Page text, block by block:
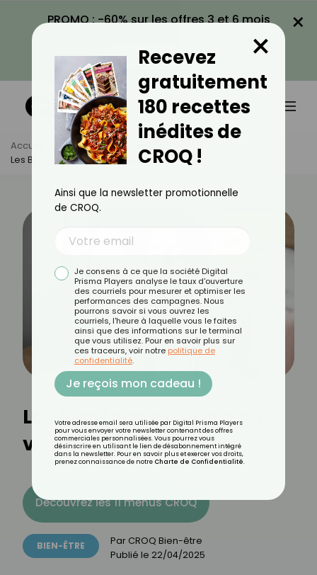
PROMO : -60% sur les offres 3 et 6 mois
VOIR LA PROMO
×
Accueil Actus
Bien-Être
Les Bienfaits Du Yoga Du Visage
Les bienfaits du yoga du
visage
Découvrez les 11 menus CROQ
BIEN-ÊTRE Par CROQ Bien-être
Publié le 22/04/2025
Recevez
gratuitement
180 recettes
inédites de
CROQ !
×
Ainsi que la newsletter promotionnelle
de CROQ.
Je consens à ce que la société Digital
Prisma Players analyse le taux d'ouverture
des courriels pour mesurer et optimiser les
performances des campagnes. Nous
pourrons savoir si vous ouvrez les
courriels, l'heure à laquelle vous le faites
ainsi que des informations sur le terminal
que vous utilisez. Pour en savoir plus sur
ces traceurs, voir notre politique de
confidentialité.
Je reçois mon cadeau !
Votre adresse email sera utilisée par Digital Prisma Players
pour vous envoyer votre newsletter contenant des offres
commerciales personnalisées. Vous pourrez vous
désinscrire en utilisant le lien de désabonnement intégré
dans la newsletter. Pour en savoir plus et exercer vos droits,
prenez connaissance de notre Charte de Confidentialité.